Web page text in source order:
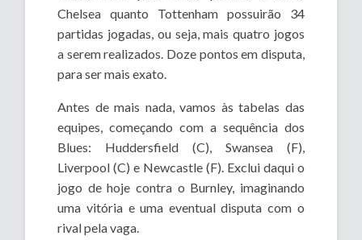
Chelsea quanto Tottenham possuirão 34
partidas jogadas, ou seja, mais quatro jogos
a serem realizados. Doze pontos em disputa,
para ser mais exato.
Antes de mais nada, vamos às tabelas das
equipes, começando com a sequência dos
Blues: Huddersfield (C), Swansea (F),
Liverpool (C) e Newcastle (F). Exclui daqui o
jogo de hoje contra o Burnley, imaginando
uma vitória e uma eventual disputa com o
rival pela vaga.